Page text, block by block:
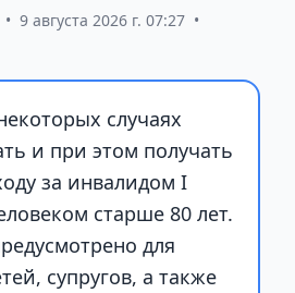
• 9 августа 2026 г. 07:27 •
случаях
и при этом получать
за инвалидом I
старше 80 лет.
для
супругов, а также